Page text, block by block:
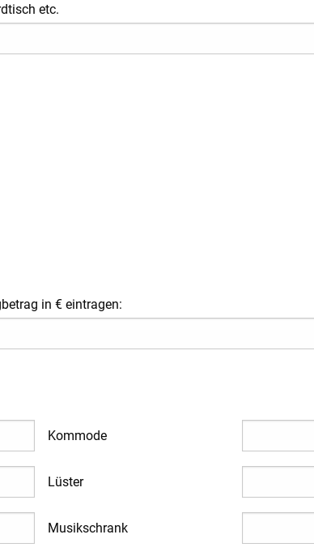
etc.
in € eintragen:
Kommode
Lüster
Musikschrank